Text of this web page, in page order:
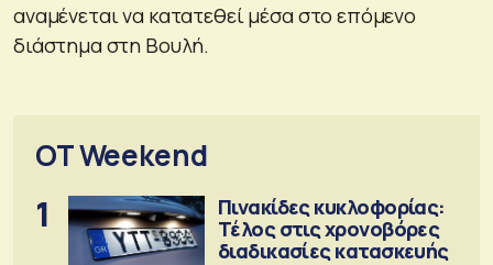
αναμένεται να κατατεθεί μέσα στο επόμενο
διάστημα στη Βουλή.
OT Weekend
1
Πινακίδες κυκλοφορίας:
Τέλος στις χρονοβόρες
διαδικασίες κατασκευής